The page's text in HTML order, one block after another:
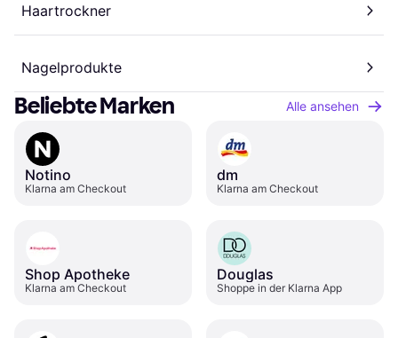
Haartrockner
Nagelprodukte
Beliebte Marken Alle ansehen
Notino
Klarna am Checkout
dm
Klarna am Checkout
Shop Apotheke
Klarna am Checkout
Douglas
Shoppe in der Klarna App